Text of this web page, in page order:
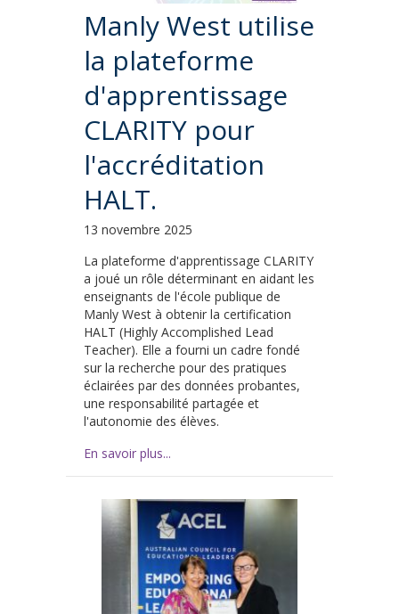
Manly West utilise
la plateforme
d'apprentissage
CLARITY pour
l'accréditation
HALT.
13 novembre 2025
La plateforme d'apprentissage CLARITY
a joué un rôle déterminant en aidant les
enseignants de l'école publique de
Manly West à obtenir la certification
HALT (Highly Accomplished Lead
Teacher). Elle a fourni un cadre fondé
sur la recherche pour des pratiques
éclairées par des données probantes,
une responsabilité partagée et
l'autonomie des élèves.
En savoir plus...